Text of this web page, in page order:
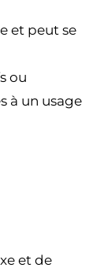
et peut se
ou
à un usage
et de